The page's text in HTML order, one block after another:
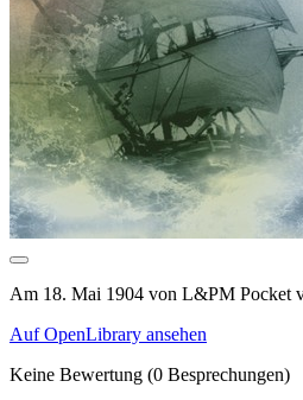
Am 18. Mai 1904 von L&PM Pocket
Auf OpenLibrary ansehen
Keine Bewertung (0 Besprechungen)